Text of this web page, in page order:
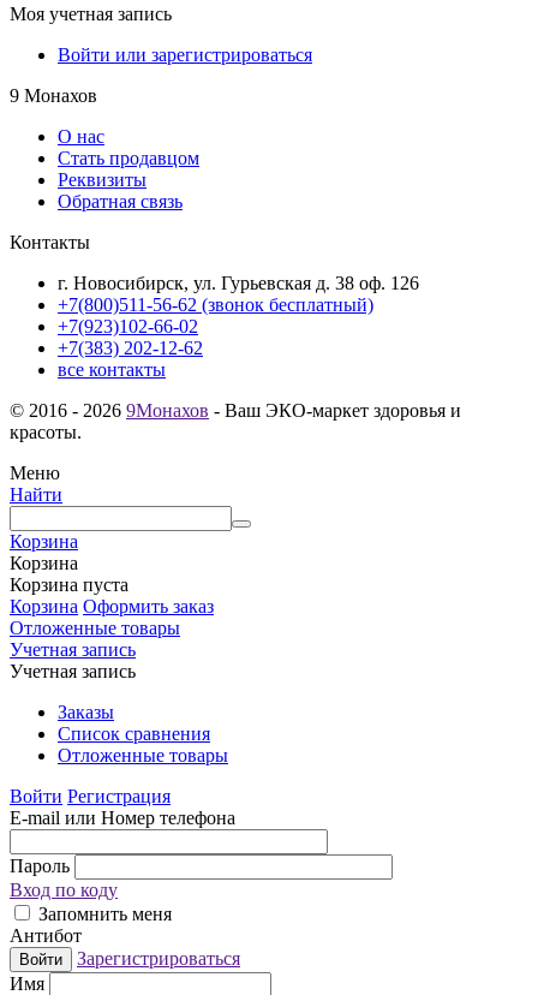
Моя учетная запись
Войти или зарегистрироваться
9 Монахов
О нас
Стать продавцом
Реквизиты
Обратная связь
Контакты
г. Новосибирск, ул. Гурьевская д. 38 оф. 126
+7(800)511-56-62 (звонок бесплатный)
+7(923)102-66-02
+7(383) 202-12-62
все контакты
© 2016 - 2026 9Монахов - Ваш ЭКО-маркет здоровья и
красоты.
Меню
Найти
Корзина
Корзина
Корзина пуста
Корзина Оформить заказ
Отложенные товары
Учетная запись
Учетная запись
Заказы
Список сравнения
Отложенные товары
Войти Регистрация
E-mail или Номер телефона
Пароль
Вход по коду
Запомнить меня
Антибот
Войти
Зарегистрироваться
Имя